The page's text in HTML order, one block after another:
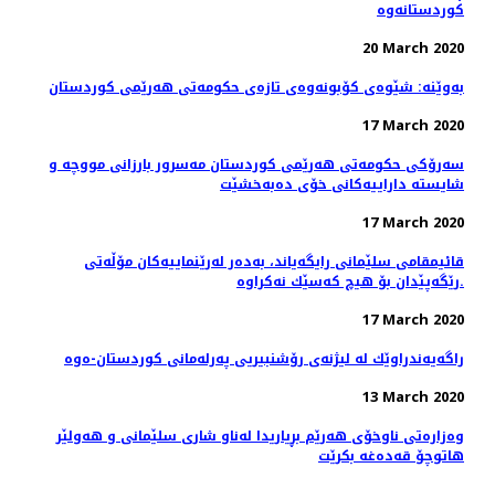
کوردستانەوە
20 March 2020
بەوێنە: شێوەی کۆبونەوەی تازەی حکومەتی هەرێمی کوردستان
17 March 2020
سەرۆکی حکومەتی هەرێمی کوردستان مەسرور بارزانی مووچە و
شایستە داراییەکانی خۆی دەبەخشێت
17 March 2020
قائیمقامی سلێمانی رایگه‌یاند، به‌ده‌ر له‌رێنماییه‌كان مۆڵه‌تی
رێگه‌پێدان بۆ هیچ كه‌سێك نه‌كراوه‌.
17 March 2020
راگه‌یه‌ندراوێك لە لیژنەی رۆشنبیریی پەرلەمانی كوردستان-ەوە
13 March 2020
وەزارەتی ناوخۆی هەرێم بڕیاریدا لەناو شاری سلێمانی و هەولێر
هاتوچۆ قەدەغە بکرێت